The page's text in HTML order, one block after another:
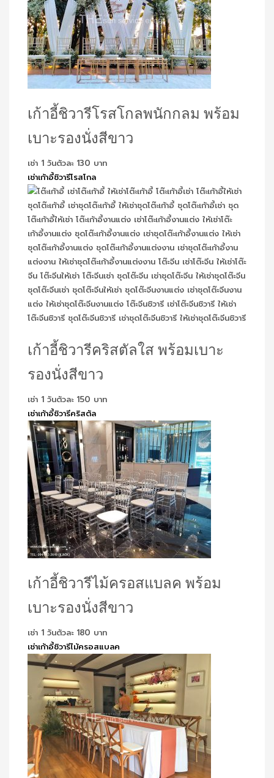
เก้าอี้ชิวารีโรสโกลพนักกลม พร้อม
เบาะรองนั่งสีขาว
เช่า 1 วันตัวละ 130 บาท
เช่าเก้าอี้ชิวารีโรสโกล
เก้าอี้ชิวารีคริสตัลใส พร้อมเบาะ
รองนั่งสีขาว
เช่า 1 วันตัวละ 150 บาท
เช่าเก้าอี้ชิวารีคริสตัล
เก้าอี้ชิวารีไม้ครอสแบลค พร้อม
เบาะรองนั่งสีขาว
เช่า 1 วันตัวละ 180 บาท
เช่าเก้าอี้ชิวารีไม้ครอสแบลค